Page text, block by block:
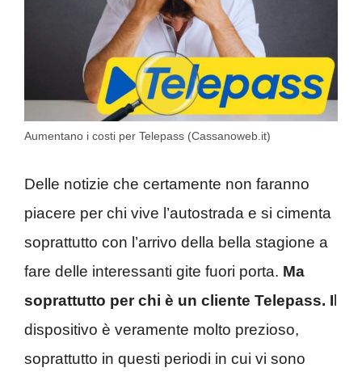
Aumentano i costi per Telepass (Cassanoweb.it)
Delle notizie che certamente non faranno
piacere per chi vive l’autostrada e si cimenta
soprattutto con l’arrivo della bella stagione a
fare delle interessanti gite fuori porta. Ma
soprattutto per chi è un cliente Telepass. I
dispositivo è veramente molto prezioso,
soprattutto in questi periodi in cui vi sono